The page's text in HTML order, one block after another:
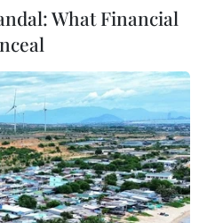
giới chung sức vì
What Financial